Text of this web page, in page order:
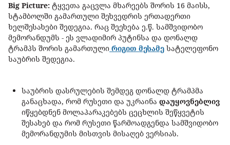
Big Picture: ტყვეთა გაცვლა მხარეებს შორის 16 მაისს,
სტამბოლში გამართული შეხვედრის ერთადერთი
ხელშესახები შედეგია. რაც შეეხება ე.წ. სამშვიდობო
მემორანდუმს - ეს ვლადიმირ პუტინსა და დონალდ
ტრამპს შორის გამართული რიგით მესამე სატელეფონო
საუბრის შედეგია.
საუბრის დასრულების შემდეგ დონალდ ტრამპმა
განაცხადა, რომ რუსეთი და უკრაინა დაუყოვნებლივ
იწყებდნენ მოლაპარაკებებს ცეცხლის შეწყვეტის
შესახებ და რომ რუსეთი წარმოადგენდა სამშვიდობო
მემორანდუმის მისთვის მისაღებ ვერსიას.